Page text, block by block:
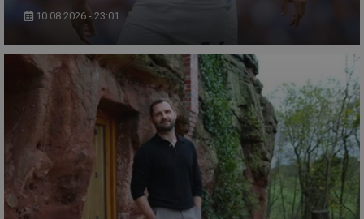
10.08.2026 - 23:01